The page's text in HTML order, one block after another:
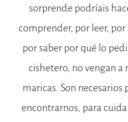
sorprende podríais
comprender, por leer, por
por saber por qué lo
cishetero, no vengan a
maricas. Son necesarios
encontrarnos, para